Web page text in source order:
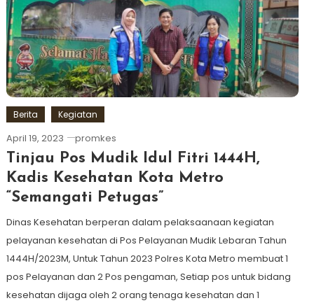
Berita Kegiatan
April 19, 2023 promkes
Tinjau Pos Mudik Idul Fitri 1444H,
Kadis Kesehatan Kota Metro
“Semangati Petugas”
Dinas Kesehatan berperan dalam pelaksaanaan kegiatan
pelayanan kesehatan di Pos Pelayanan Mudik Lebaran Tahun
1444H/2023M, Untuk Tahun 2023 Polres Kota Metro membuat 1
pos Pelayanan dan 2 Pos pengaman, Setiap pos untuk bidang
kesehatan dijaga oleh 2 orang tenaga kesehatan dan 1